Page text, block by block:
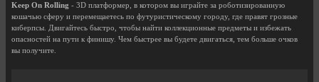
Keep On Rolling - 3D платформер, в котором вы играйте за роботизированную
кошачью сферу и перемещаетесь по футуристическому городу, где правят грозные
киберпсы. Двигайтесь быстро, чтобы найти коллекционные предметы и избежать
опасностей на пути к финишу. Чем быстрее вы будете двигаться, тем больше очков
вы получите.